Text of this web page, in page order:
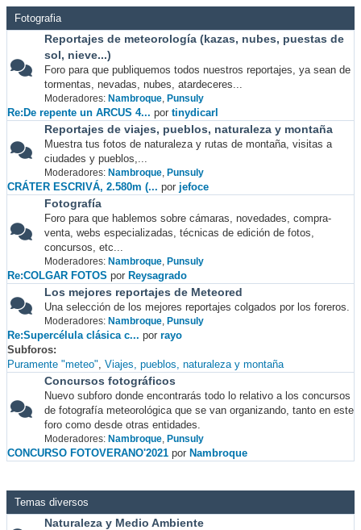
Fotografia
Reportajes de meteorología (kazas, nubes, puestas de
sol, nieve...)
Foro para que publiquemos todos nuestros reportajes, ya sean de
tormentas, nevadas, nubes, atardeceres...
Moderadores: Nambroque, Punsuly
Re:De repente un ARCUS 4... por tinydicarl
Reportajes de viajes, pueblos, naturaleza y montaña
Muestra tus fotos de naturaleza y rutas de montaña, visitas a
ciudades y pueblos,...
Moderadores: Nambroque, Punsuly
CRÁTER ESCRIVÁ, 2.580m (... por jefoce
Fotografía
Foro para que hablemos sobre cámaras, novedades, compra-
venta, webs especializadas, técnicas de edición de fotos,
concursos, etc...
Moderadores: Nambroque, Punsuly
Re:COLGAR FOTOS por Reysagrado
Los mejores reportajes de Meteored
Una selección de los mejores reportajes colgados por los foreros.
Moderadores: Nambroque, Punsuly
Re:Supercélula clásica c... por rayo
Subforos
Puramente "meteo" Viajes, pueblos, naturaleza y montaña
Concursos fotográficos
Nuevo subforo donde encontrarás todo lo relativo a los concursos
de fotografía meteorológica que se van organizando, tanto en este
foro como desde otras entidades.
Moderadores: Nambroque, Punsuly
CONCURSO FOTOVERANO'2021 por Nambroque
Temas diversos
Naturaleza y Medio Ambiente